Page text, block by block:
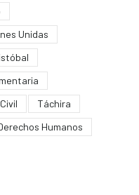
Unidas
Táchira
Humanos